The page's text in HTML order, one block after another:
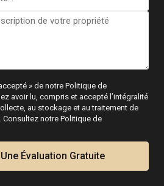
del Segura –
» de notre Politique de
avoir lu, compris et accepté l’intégralité
au stockage et au traitement de
notre Politique de
Évaluation Gratuite